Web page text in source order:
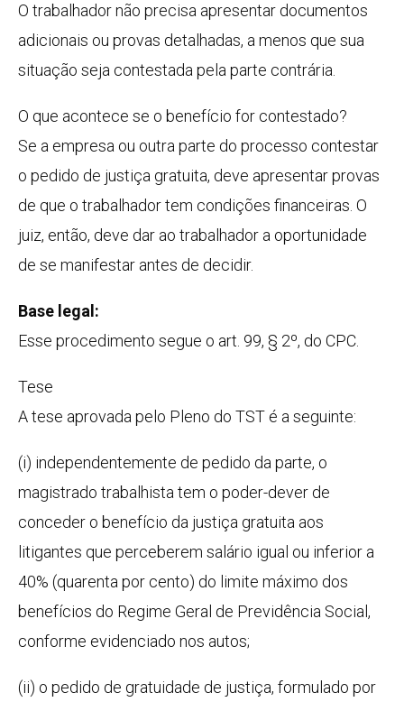
O trabalhador não precisa apresentar documentos
adicionais ou provas detalhadas, a menos que sua
situação seja contestada pela parte contrária.
O que acontece se o benefício for contestado?
Se a empresa ou outra parte do processo contestar
o pedido de justiça gratuita, deve apresentar provas
de que o trabalhador tem condições financeiras. O
juiz, então, deve dar ao trabalhador a oportunidade
de se manifestar antes de decidir.
Base legal:
Esse procedimento segue o art. 99, § 2º, do CPC.
Tese
A tese aprovada pelo Pleno do TST é a seguinte:
(i) independentemente de pedido da parte, o
magistrado trabalhista tem o poder-dever de
conceder o benefício da justiça gratuita aos
litigantes que perceberem salário igual ou inferior a
40% (quarenta por cento) do limite máximo dos
benefícios do Regime Geral de Previdência Social,
conforme evidenciado nos autos;
(ii) o pedido de gratuidade de justiça, formulado por